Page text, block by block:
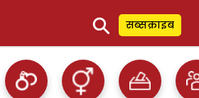
⚲ सब्सक्राइब